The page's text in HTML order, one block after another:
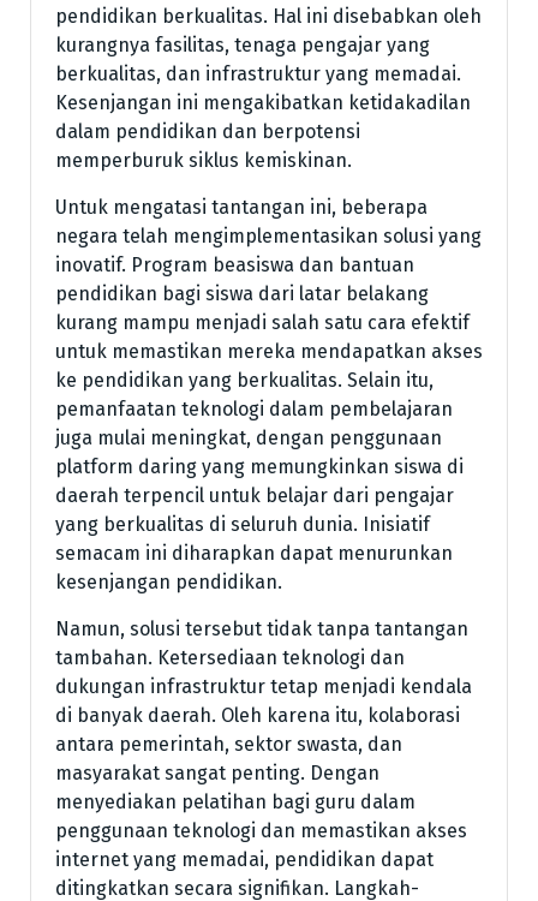
pendidikan berkualitas. Hal ini disebabkan oleh
kurangnya fasilitas, tenaga pengajar yang
berkualitas, dan infrastruktur yang memadai.
Kesenjangan ini mengakibatkan ketidakadilan
dalam pendidikan dan berpotensi
memperburuk siklus kemiskinan.
Untuk mengatasi tantangan ini, beberapa
negara telah mengimplementasikan solusi yang
inovatif. Program beasiswa dan bantuan
pendidikan bagi siswa dari latar belakang
kurang mampu menjadi salah satu cara efektif
untuk memastikan mereka mendapatkan akses
ke pendidikan yang berkualitas. Selain itu,
pemanfaatan teknologi dalam pembelajaran
juga mulai meningkat, dengan penggunaan
platform daring yang memungkinkan siswa di
daerah terpencil untuk belajar dari pengajar
yang berkualitas di seluruh dunia. Inisiatif
semacam ini diharapkan dapat menurunkan
kesenjangan pendidikan.
Namun, solusi tersebut tidak tanpa tantangan
tambahan. Ketersediaan teknologi dan
dukungan infrastruktur tetap menjadi kendala
di banyak daerah. Oleh karena itu, kolaborasi
antara pemerintah, sektor swasta, dan
masyarakat sangat penting. Dengan
menyediakan pelatihan bagi guru dalam
penggunaan teknologi dan memastikan akses
internet yang memadai, pendidikan dapat
ditingkatkan secara signifikan. Langkah-